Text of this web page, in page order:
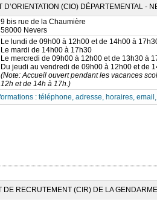
D’ORIENTATION (CIO) DÉPARTEMENTAL -
9 bis rue de la Chaumière
58000 Nevers
Le lundi de 09h00 à 12h00 et de 14h00 à
Le mardi de 14h00 à 17h30
Le mercredi de 09h00 à 12h00 et de 13h30 à
Du jeudi au vendredi de 09h00 à 12h00 et de
(Note: Accueil ouvert pendant les vacances
12h et de 14h à 17h.)
: téléphone, adresse, horaires,
DE RECRUTEMENT (CIR) DE LA